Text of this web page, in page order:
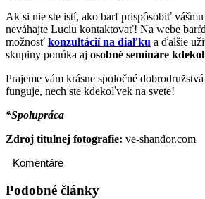
Ak si nie ste istí, ako barf prispôsobiť vášmu
neváhajte Luciu kontaktovať! Na webe
možnosť konzultácií na diaľku a ďalšie
skupiny ponúka aj osobné semináre
Prajeme vám krásne spoločné
funguje, nech ste kdekoľvek na svete!
*Spolupráca
Zdroj titulnej fotografie: ve-shandor.com
Komentáre
Podobné články